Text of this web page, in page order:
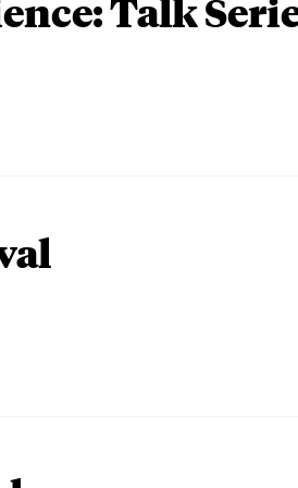
Talk